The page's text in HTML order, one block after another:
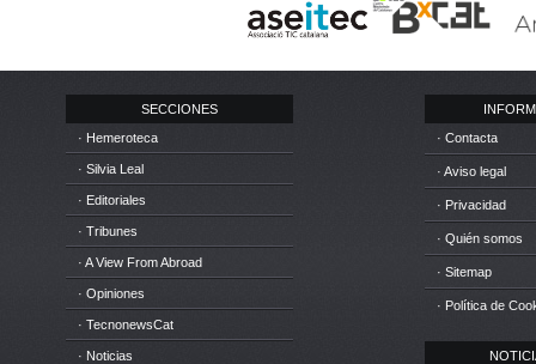
SECCIONES
· Hemeroteca
· Silvia Leal
· Editoriales
· Tribunes
· A View From Abroad
· Opiniones
· TecnonewsCat
· Noticias
· Contacta
· Aviso legal
· Privacidad
· Quién somos
· Sitemap
· Política de